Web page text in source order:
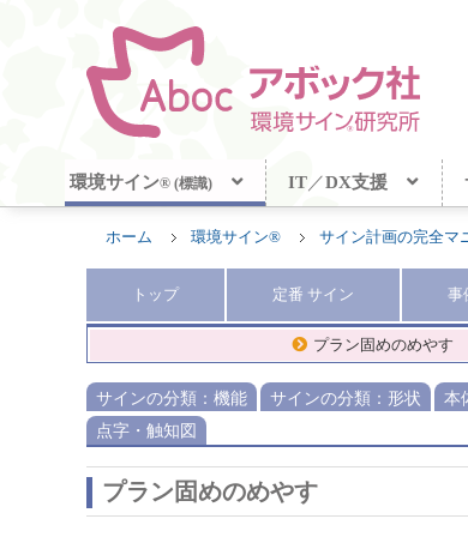
環境サイン® (標識) IT／DX支援
ホーム 環境サイン® サイン計画の完全マ
トップ 定番 サイン 事
プラン固めのめやす
サインの分類：機能 サインの分類：形状 本
点字・触知図
プラン固めのめやす